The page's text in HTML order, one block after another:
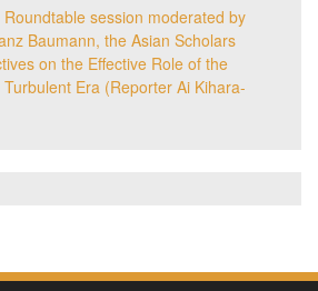
Roundtable session moderated by
Baumann, the Asian Scholars
on the Effective Role of the
Era (Reporter Ai Kihara-